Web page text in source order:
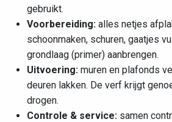
gebruikt.
Voorbereiding: alles netjes
schoonmaken, schuren, gaatjes
grondlaag (primer) aanbrengen.
Uitvoering: muren en plafonds
deuren lakken. De verf krijgt
drogen.
Controle & service: samen